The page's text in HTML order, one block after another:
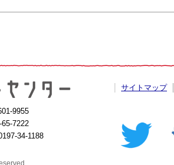
サイトマップ
9955
7222
34-1188